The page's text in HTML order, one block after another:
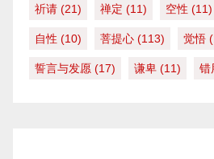
祈请 (21) 禅定 (11) 空性 (11)
自性 (10) 菩提心 (113) 觉悟
誓言与发愿 (17) 谦卑 (11) 错